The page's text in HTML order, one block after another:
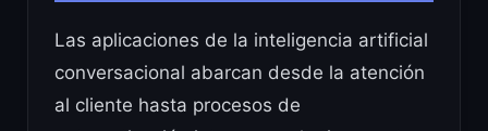
Las aplicaciones de la inteligencia artificial
conversacional abarcan desde la atención
al cliente hasta procesos de